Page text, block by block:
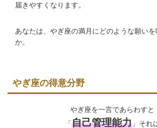
届きやすくなります。
あなたは、やぎ座の満月にどのような願い
か。
やぎ座の得意分野
やぎ座を一言であらわすと
「自己管理能力 」それ